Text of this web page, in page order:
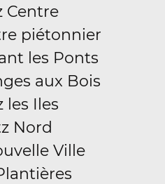
Centre
piétonnier
les Ponts
aux Bois
les Iles
Nord
Ville